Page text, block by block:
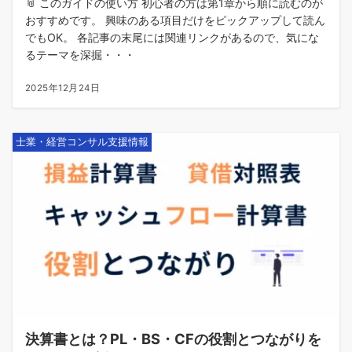
📎 このガイドの使い方 初心者の方は第1章から順に読むのが
おすすめです。 興味のある項目だけをピックアップして読ん
でもOK。 各記事の末尾には関連リンクがあるので、気にな
るテーマを深掘・・・
2025年12月24日
士業・経営コンサル支援情報
決算書とは？PL・BS・CFの役割とつながりを